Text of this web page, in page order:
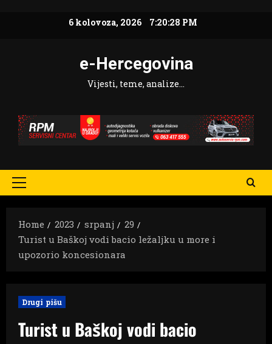
6 kolovoza, 2026 7:20:30 PM
e-Hercegovina
Vijesti, teme, analize…
Primary
Home
2023 srpanj
29
Turist u Baškoj vodi bacio ležaljku u more i
upozorio koncesionara
Drugi pišu
Turist u Baškoj vodi bacio